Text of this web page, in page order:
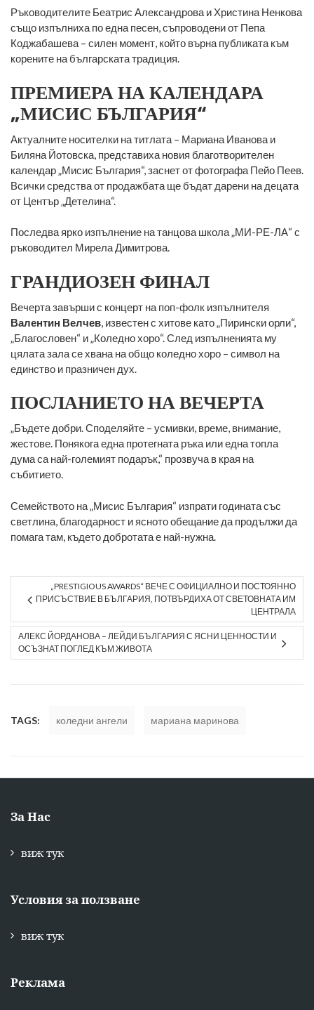
Ръководителите Беатрис Александрова и Христина Ненкова
също изпълниха по една песен, съпроводени от Пепа
Коджабашева – силен момент, който върна публиката към
корените на българската традиция.
ПРЕМИЕРА НА КАЛЕНДАРА
„МИСИС БЪЛГАРИЯ“
Актуалните носителки на титлата – Мариана Иванова и
Биляна Йотовска, представиха новия благотворителен
календар „Мисис България“, заснет от фотографа Пейо Пеев.
Всички средства от продажбата ще бъдат дарени на децата
от Център „Детелина“.
Последва ярко изпълнение на танцова школа „МИ-РЕ-ЛА“ с
ръководител Мирела Димитрова.
ГРАНДИОЗЕН ФИНАЛ
Вечерта завърши с концерт на поп-фолк изпълнителя
Валентин Велчев, известен с хитове като „Пирински орли“,
„Благословен“ и „Коледно хоро“. След изпълненията му
цялата зала се хвана на общо коледно хоро – символ на
единство и празничен дух.
ПОСЛАНИЕТО НА ВЕЧЕРТА
„Бъдете добри. Споделяйте – усмивки, време, внимание,
жестове. Понякога една протегната ръка или една топла
дума са най-големият подарък,“ прозвуча в края на
събитието.
Семейството на „Мисис България“ изпрати годината със
светлина, благодарност и ясното обещание да продължи да
помага там, където добротата е най-нужна.
„PRESTIGIOUS AWARDS“ ВЕЧЕ С ОФИЦИАЛНО И ПОСТОЯННО
ПРИСЪСТВИЕ В БЪЛГАРИЯ, ПОТВЪРДИХА ОТ СВЕТОВНАТА ИМ
ЦЕНТРАЛА
АЛЕКС ЙОРДАНОВА – ЛЕЙДИ БЪЛГАРИЯ С ЯСНИ ЦЕННОСТИ И
ОСЪЗНАТ ПОГЛЕД КЪМ ЖИВОТА
TAGS: коледни ангели мариана маринова
За Нас
виж тук
Условия за ползване
виж тук
Реклама